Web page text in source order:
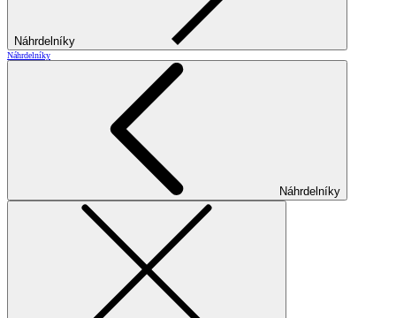
Náhrdelníky
Náhrdelníky
Náhrdelníky